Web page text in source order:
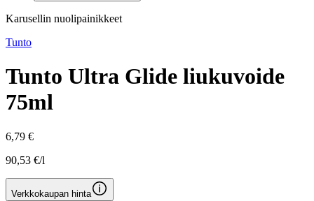
Karusellin nuolipainikkeet
Tunto
Tunto Ultra Glide liukuvoide
75ml
6,79 €
90,53 €/l
Verkkokaupan hinta